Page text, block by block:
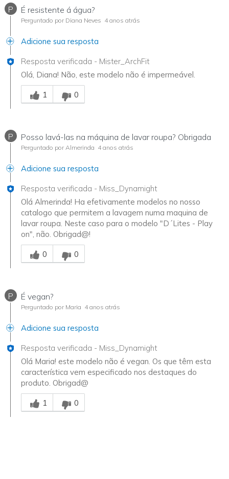
P É resistente á água?
Perguntado por Diana Neves 4 anos atrás
Adicione sua resposta
Resposta verificada - Mister_ArchFit
Olá, Diana! Não, este modelo não é impermeável.
Essa resposta foi útil para você
1
0
P Posso lavá-las na máquina de lavar roupa? Obrigada
Perguntado por Almerinda 4 anos atrás
Adicione sua resposta
Resposta verificada - Miss_Dynamight
Olá Almerinda! Ha efetivamente modelos no nosso
catalogo que permitem a lavagem numa maquina de
lavar roupa. Neste caso para o modelo "D´Lites - Play
on", não. Obrigad@!
Essa resposta foi útil para você
0
0
P É vegan?
Perguntado por Maria 4 anos atrás
Adicione sua resposta
Resposta verificada - Miss_Dynamight
Olá Maria! este modelo não é vegan. Os que têm esta
característica vem especificado nos destaques do
produto. Obrigad@
Essa resposta foi útil para você
1
0